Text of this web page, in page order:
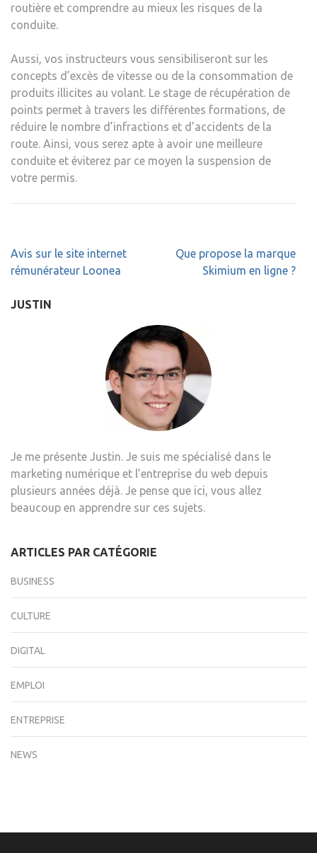
routière et comprendre au mieux les risques de la
conduite.
Aussi, vos instructeurs vous sensibiliseront sur les
concepts d’excès de vitesse ou de la consommation de
produits illicites au volant. Le stage de récupération de
points permet à travers les différentes formations, de
réduire le nombre d’infractions et d’accidents de la
route. Ainsi, vous serez apte à avoir une meilleure
conduite et éviterez par ce moyen la suspension de
votre permis.
Navigation
de
Avis sur le site internet
rémunérateur Loonea
Que propose la marque
Skimium en ligne ?
JUSTIN
Je me présente Justin. Je suis me spécialisé dans le
marketing numérique et l’entreprise du web depuis
plusieurs années déjà. Je pense que ici, vous allez
beaucoup en apprendre sur ces sujets.
ARTICLES PAR CATÉGORIE
BUSINESS
CULTURE
DIGITAL
EMPLOI
ENTREPRISE
NEWS